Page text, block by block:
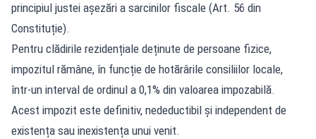
principiul justei așezări a sarcinilor fiscale (Art. 56 din
Constituție).
Pentru clădirile rezidențiale deținute de persoane fizice,
impozitul rămâne, în funcție de hotărârile consiliilor locale,
într-un interval de ordinul a 0,1% din valoarea impozabilă.
Acest impozit este definitiv, nedeductibil și independent de
existența sau inexistența unui venit.